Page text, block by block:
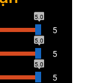
5.0
5
5.0
5
5.0
5